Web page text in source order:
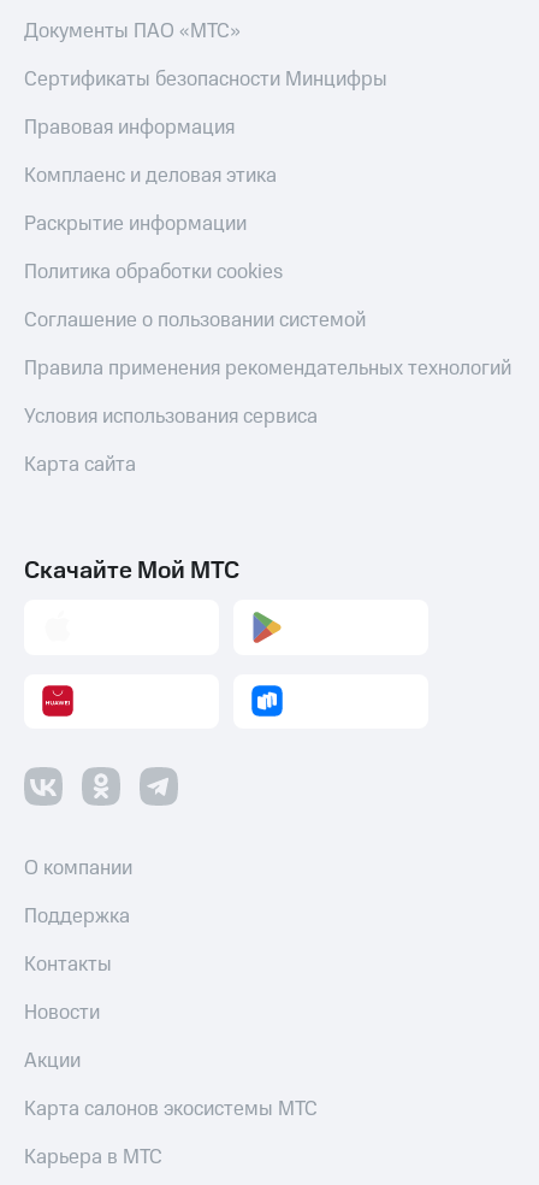
Документы ПАО «МТС»
Сертификаты безопасности Минцифры
Правовая информация
Комплаенс и деловая этика
Раскрытие информации
Политика обработки cookies
Соглашение о пользовании системой
Правила применения рекомендательных технологий
Условия использования сервиса
Карта сайта
Скачайте Мой МТС
О компании
Поддержка
Контакты
Новости
Акции
Карта салонов экосистемы МТС
Карьера в МТС